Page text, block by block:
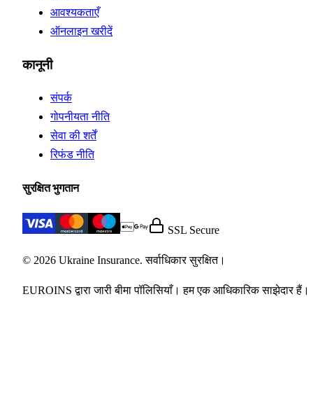
आवश्यकताएँ
ऑनलाइन खरीदें
कानूनी
संपर्क
गोपनीयता नीति
सेवा की शर्तें
रिफंड नीति
सुरक्षित भुगतान
SSL Secure
© 2026 Ukraine Insurance. सर्वाधिकार सुरक्षित।
EUROINS द्वारा जारी बीमा पॉलिसियाँ। हम एक आधिकारिक साझेदार हैं।